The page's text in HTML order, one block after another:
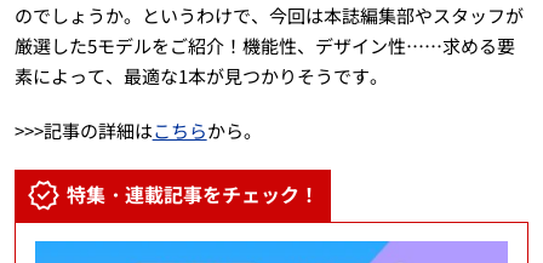
のでしょうか。というわけで、今回は本誌編集部やスタッフが
厳選した5モデルをご紹介！機能性、デザイン性……求める要
素によって、最適な1本が見つかりそうです。
>>>記事の詳細はこちらから。
特集・連載記事をチェック！